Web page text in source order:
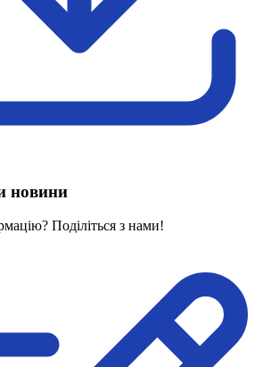
Харківська область
Херсонська область
Хмельницька область
жестову мову
жестову мову
мова для поліцейських"
військовим
термінологія жестовою мовою
новини
Поділіться з нами!